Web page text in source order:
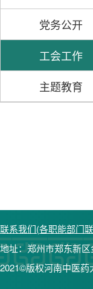
党务公开
工会工作
主题教育
联系我们(各职能部门
地址：郑州市郑东新
2021©版权河南中医药